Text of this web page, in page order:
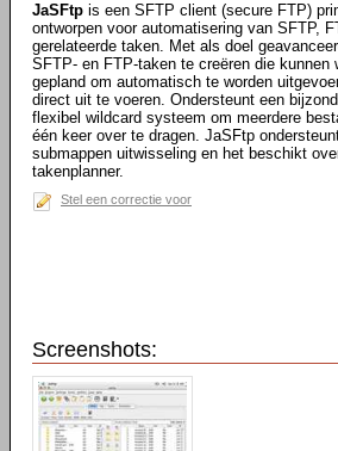
JaSFtp is een SFTP client (secure FTP)
ontworpen voor automatisering van SFTP,
gerelateerde taken. Met als doel
SFTP- en FTP-taken te creëren die kunnen
gepland om automatisch te worden
direct uit te voeren. Ondersteunt een
flexibel wildcard systeem om meerdere
één keer over te dragen. JaSFtp
submappen uitwisseling en het beschikt
takenplanner.
Stel een correctie voor
Screenshots: